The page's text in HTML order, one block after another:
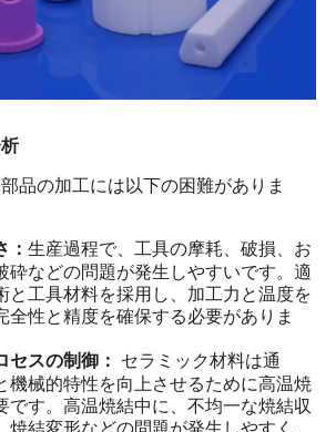
品の加工には以下の困難がありま
：生産過程で、工具の摩耗、破損、お
砕などの問題が発生しやすいです。適
と工具材料を採用し、加工力と温度を
全性と精度を確保する必要がありま
セスの制御： セラミック材料は通
機械的特性を向上させるために高温焼
です。高温焼結中に、不均一な焼結収